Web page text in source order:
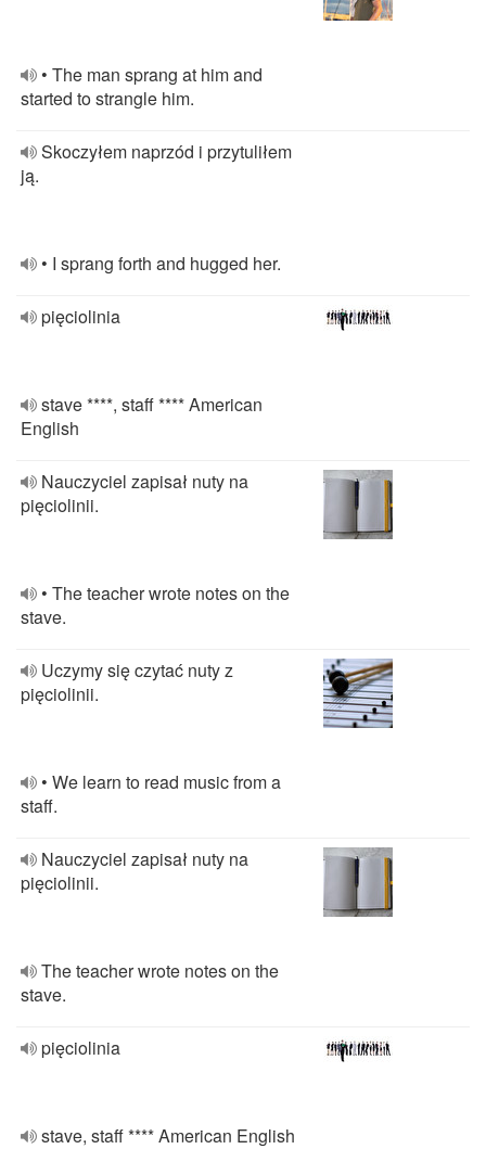
• The man sprang at him and
started to strangle him.
Skoczyłem naprzód i przytuliłem
ją.
• I sprang forth and hugged her.
pięciolinia
stave ****, staff **** American
English
Nauczyciel zapisał nuty na
pięciolinii.
• The teacher wrote notes on the
stave.
Uczymy się czytać nuty z
pięciolinii.
• We learn to read music from a
staff.
Nauczyciel zapisał nuty na
pięciolinii.
The teacher wrote notes on the
stave.
pięciolinia
stave, staff **** American English